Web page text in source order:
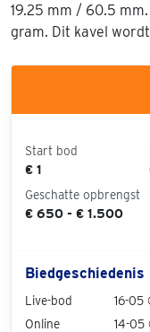
19.25 mm / 60.5 mm.
gram. Dit kavel
Start bod
€ 1
Geschatte opbrengst
€ 650 - € 1.500
Biedgeschiedenis
Live-bod 16-05
Online
14-05